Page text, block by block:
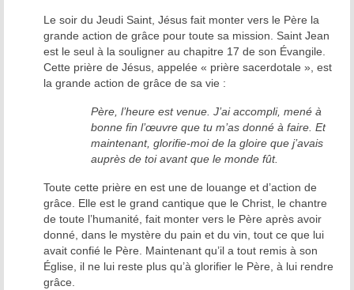
Prier à la manière de Jeanne Le Ber – 7
articles
Bibliographie sur Jeanne Le Ber
Vidéos sur Jeanne Le Ber
La tradition des Recluses
Chapelle d’adoration
Famille reclusienne
Adoratrices et Adorateurs Missionnaires
Monastère Spirituel
Le soir du Jeudi Saint, Jésus fait monter vers le Père la
grande action de grâce pour toute sa mission. Saint Jean
est le seul à la souligner au chapitre 17 de son Évangile.
Cette prière de Jésus, appelée « prière sacerdotale », est
la grande action de grâce de sa vie :
Père, l’heure est venue. J’ai accompli, mené à
bonne fin l’œuvre que tu m’as donné à faire. Et
maintenant, glorifie-moi de la gloire que j’avais
auprès de toi avant que le monde fût.
Toute cette prière en est une de louange et d’action de
grâce. Elle est le grand cantique que le Christ, le chantre
de toute l’humanité, fait monter vers le Père après avoir
donné, dans le mystère du pain et du vin, tout ce que lui
avait confié le Père. Maintenant qu’il a tout remis à son
Église, il ne lui reste plus qu’à glorifier le Père, à lui rendre
grâce.